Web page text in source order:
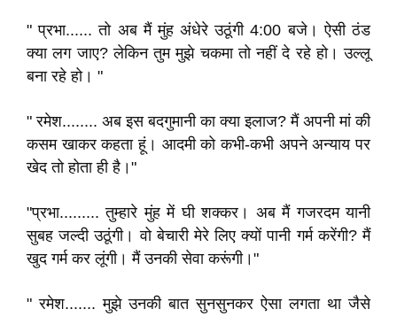
" प्रभा...... तो अब मैं मुंह अंधेरे उठूंगी 4:00 बजे। ऐसी ठंड
क्या लग जाए? लेकिन तुम मुझे चकमा तो नहीं दे रहे हो। उल्लू
बना रहे हो। "
" रमेश........ अब इस बदगुमानी का क्या इलाज? मैं अपनी मां की
कसम खाकर कहता हूं। आदमी को कभी-कभी अपने अन्याय पर
खेद तो होता ही है।"
"प्रभा......... तुम्हारे मुंह में घी शक्कर। अब मैं गजरदम यानी
सुबह जल्दी उठूंगी। वो बेचारी मेरे लिए क्यों पानी गर्म करेंगी? मैं
खुद गर्म कर लूंगी। मैं उनकी सेवा करूंगी।"
" रमेश....... मुझे उनकी बात सुनसुनकर ऐसा लगता था जैसे